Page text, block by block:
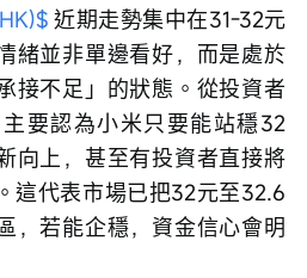
近期走勢集中在31-32元
緒並非單邊看好，而是處於
接不足」的狀態。從投資者
要認為小米只要能站穩32
向上，甚至有投資者直接將
這代表市場已把32元至32.6
，若能企穩，資金信心會明